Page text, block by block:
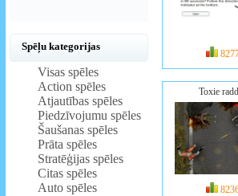
Spēļu kategorijas
Visas spēles
Action spēles
Atjautības spēles
Piedzīvojumu spēles
Šaušanas spēles
Prāta spēles
Stratēģijas spēles
Citas spēles
Auto spēles
Toxie